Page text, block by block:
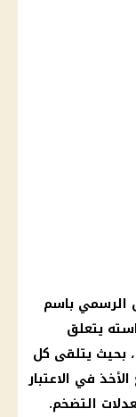
الرسمي باسم
يتعلق
بحيث يتلقى كل
مع الأخذ في الاعتبار
التضخم.